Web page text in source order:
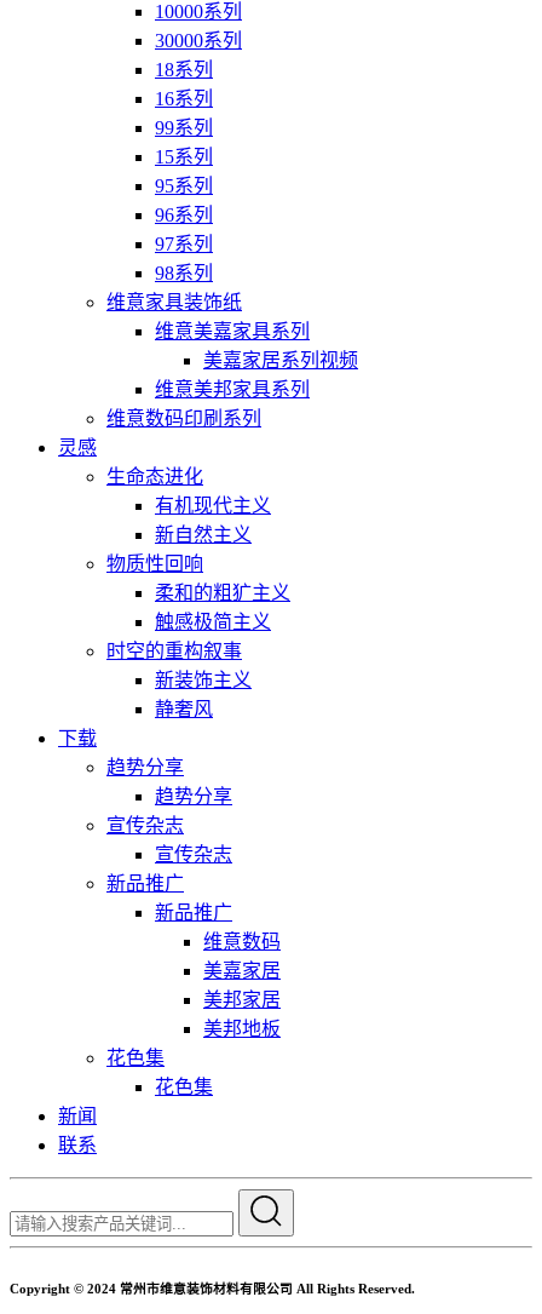
10000系列
30000系列
18系列
16系列
99系列
15系列
95系列
96系列
97系列
98系列
维意家具装饰纸
维意美嘉家具系列
美嘉家居系列视频
维意美邦家具系列
维意数码印刷系列
灵感
生命态进化
有机现代主义
新自然主义
物质性回响
柔和的粗犷主义
触感极简主义
时空的重构叙事
新装饰主义
静奢风
下载
趋势分享
趋势分享
宣传杂志
宣传杂志
新品推广
新品推广
维意数码
美嘉家居
美邦家居
美邦地板
花色集
花色集
新闻
联系
Copyright © 2024 常州市维意装饰材料有限公司 All Rights Reserved.